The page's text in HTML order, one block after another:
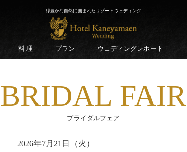
緑豊かな自然に囲まれたリゾートウェディング
料 理 プラン ウェディングレポート
BRIDAL FAIR
ブライダルフェア
2026年7月21日（火 ）